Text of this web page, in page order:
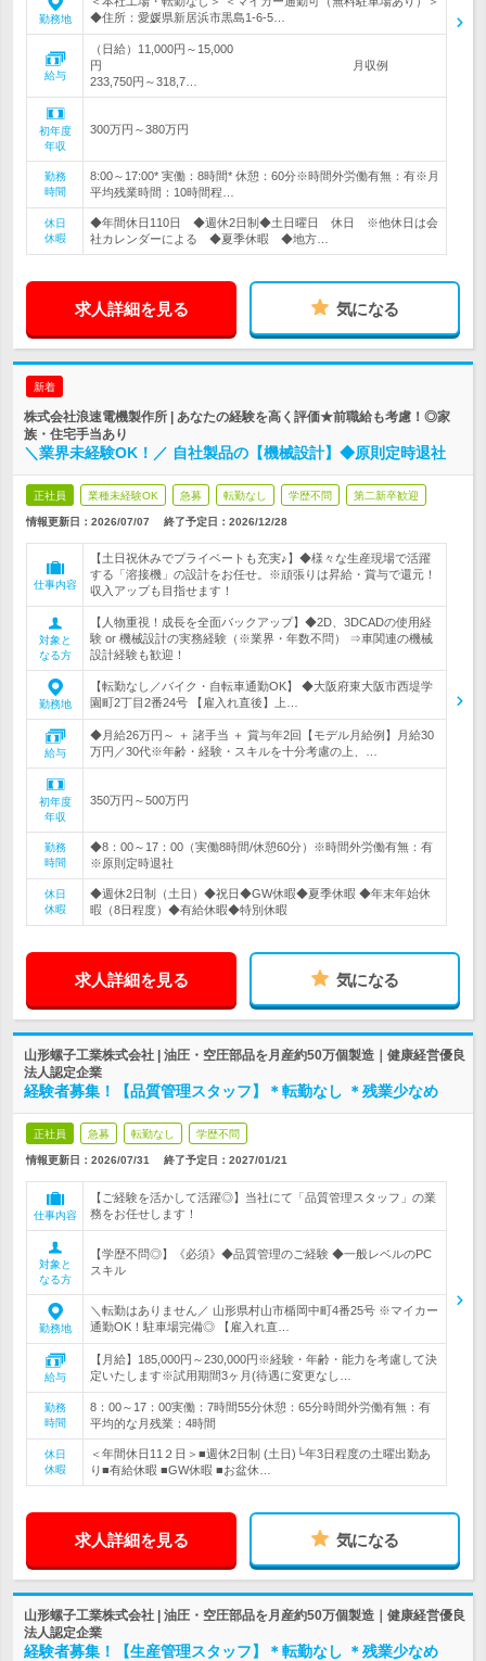
勤務地
◆住所：愛媛県新居浜市黒島1-6-5…
給与
（日給）11,000円～15,000
円 月収例
233,750円～318,7…
初年度
年収
300万円～380万円
勤務
時間
8:00～17:00* 実働：8時間* 休憩：60分※時間外労働有無：有※月
平均残業時間：10時間程…
休日
休暇
◆年間休日110日 ◆週休2日制◆土日曜日 休日 ※他休日は会
社カレンダーによる ◆夏季休暇 ◆地方…
求人詳細を見る 気になる
新着
株式会社浪速電機製作所 | あなたの経験を高く評価★前職給も考慮！◎家
族・住宅手当あり
＼業界未経験OK！／ 自社製品の【機械設計】◆原則定時退社
正社員 業種未経験OK 急募 転勤なし 学歴不問 第二新卒歓迎
情報更新日：2026/07/07 終了予定日： 2026/12/28
仕事内容
【土日祝休みでプライベートも充実♪】◆様々な生産現場で活躍
する「溶接機」の設計をお任せ。※頑張りは昇給・賞与で還元！
収入アップも目指せます！
対象と
なる方
【人物重視！成長を全面バックアップ】◆2D、3DCADの使用経
験 or 機械設計の実務経験（※業界・年数不問） ⇒車関連の機械
設計経験も歓迎！
勤務地
【転勤なし／バイク・自転車通勤OK】 ◆大阪府東大阪市西堤学
園町2丁目2番24号 【雇入れ直後】上…
給与
◆月給26万円～ ＋ 諸手当 ＋ 賞与年2回【モデル月給例】月給30
万円／30代※年齢・経験・スキルを十分考慮の上、…
初年度
年収
350万円～500万円
勤務
時間
◆8：00～17：00（実働8時間/休憩60分）※時間外労働有無：有
※原則定時退社
休日
休暇
◆週休2日制（土日）◆祝日◆GW休暇◆夏季休暇 ◆年末年始休
暇（8日程度）◆有給休暇◆特別休暇
求人詳細を見る 気になる
山形螺子工業株式会社 | 油圧・空圧部品を月産約50万個製造｜健康経営優良
法人認定企業
経験者募集！【品質管理スタッフ】＊転勤なし ＊残業少なめ
正社員 急募 転勤なし 学歴不問
情報更新日：2026/07/31 終了予定日： 2027/01/21
仕事内容
【ご経験を活かして活躍◎】当社にて「品質管理スタッフ」の業
務をお任せします！
対象と
なる方
【学歴不問◎】《必須》◆品質管理のご経験 ◆一般レベルのPC
スキル
勤務地
＼転勤はありません／ 山形県村山市楯岡中町4番25号 ※マイカー
通勤OK！駐車場完備◎ 【雇入れ直…
給与
【月給】185,000円～230,000円※経験・年齢・能力を考慮して決
定いたします※試用期間3ヶ月(待遇に変更なし…
勤務
時間
8：00～17：00実働：7時間55分休憩：65分時間外労働有無：有
平均的な月残業：4時間
休日
休暇
＜年間休日11２日＞■週休2日制 (土日)└年3日程度の土曜出勤あ
り■有給休暇 ■GW休暇 ■お盆休…
求人詳細を見る 気になる
山形螺子工業株式会社 | 油圧・空圧部品を月産約50万個製造｜健康経営優良
法人認定企業
経験者募集！【生産管理スタッフ】＊転勤なし ＊残業少なめ